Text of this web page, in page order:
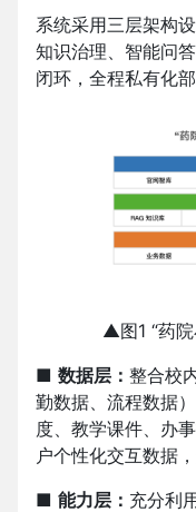
系统采用三层架构
知识治理、智能问
闭环，全程私有化
▲图1 “药
■ 数据层： 整合校
勤数据、流程数据
度、教学课件、办
户个性化交互数据
■ 能力层： 充分利